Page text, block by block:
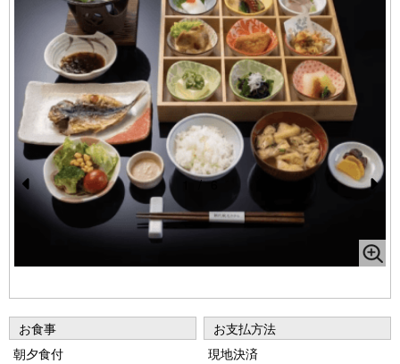
Pr
vi
u
s
e
xt
/ 6
お食事
朝夕食付
お支払方法
現地決済